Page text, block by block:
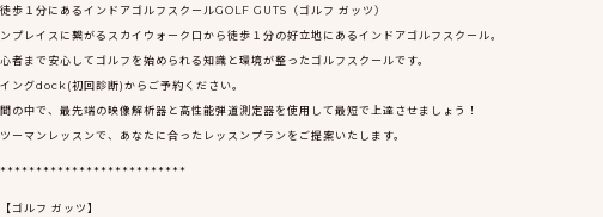
歩１分にあるインドアゴルフスクールGOLF GUTS（ゴルフ ガッツ）
プレイスに繋がるスカイウォーク口から徒歩１分の好立地にあるインドアゴルフスクール。
者まで安心してゴルフを始められる知識と環境が整ったゴルフスクールです。
ングdock(初回診断)からご予約ください。
の中で、最先端の映像解析器と高性能弾道測定器を使用して最短で上達させましょう！
ーマンレッスンで、あなたに合ったレッスンプランをご提案いたします。
ゴルフ ガッツ】